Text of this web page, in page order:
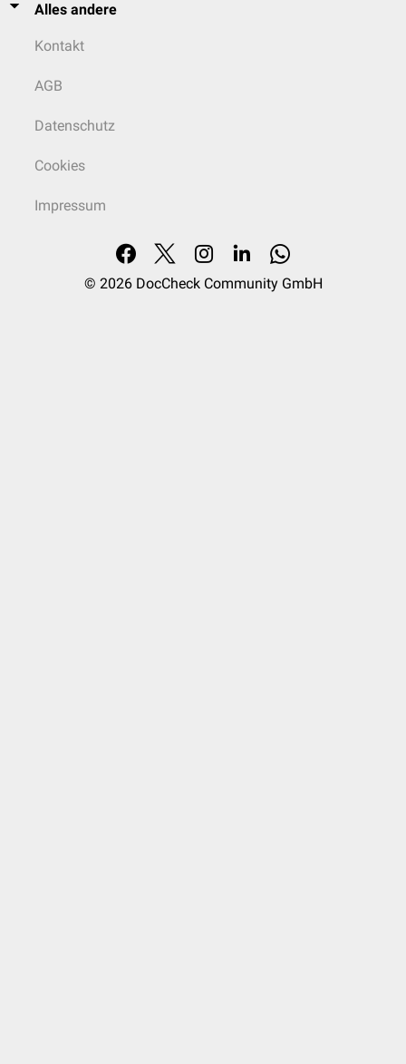
Alles andere
Kontakt
AGB
Datenschutz
Cookies
Impressum
© 2026 DocCheck Community GmbH